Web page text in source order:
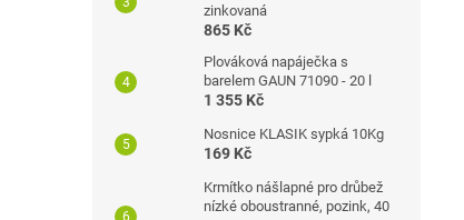
zinkovaná
865 Kč
Plováková napáječka s
barelem GAUN 71090 - 20 l
1 355 Kč
Nosnice KLASIK sypká 10Kg
169 Kč
Krmítko nášlapné pro drůbež
nízké oboustranné, pozink, 40